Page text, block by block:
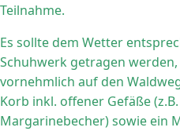
Teilnahme.
Es sollte dem Wetter
Schuhwerk getragen
vornehmlich auf den
Korb inkl. offener Gefäße
Margarinebecher) sowie ein